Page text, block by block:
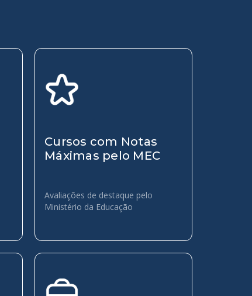
Cursos com Notas
Máximas pelo MEC
Avaliações de destaque pelo
Ministério da Educação